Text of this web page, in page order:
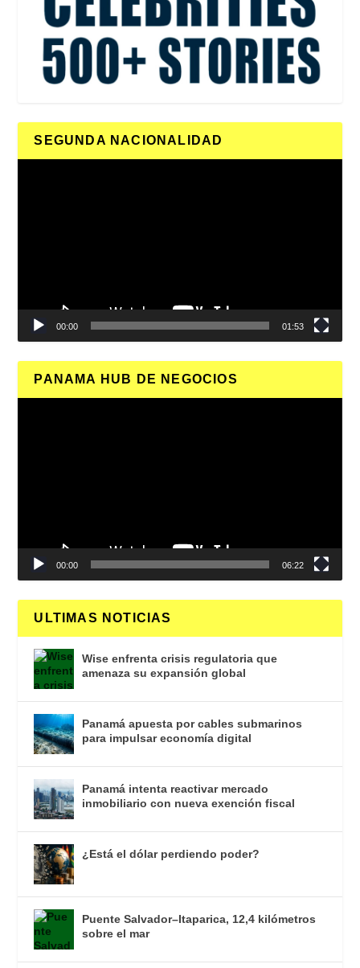
SEGUNDA NACIONALIDAD
00:00 01:53
PANAMA HUB DE NEGOCIOS
00:00 06:22
ULTIMAS NOTICIAS
Wise enfrenta crisis regulatoria que
amenaza su expansión global
Panamá apuesta por cables submarinos
para impulsar economía digital
Panamá intenta reactivar mercado
inmobiliario con nueva exención fiscal
¿Está el dólar perdiendo poder?
Puente Salvador–Itaparica, 12,4 kilómetros
sobre el mar